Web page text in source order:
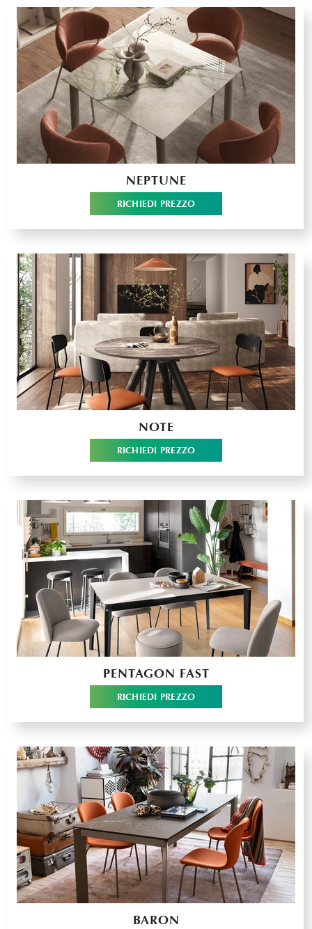
NEPTUNE
RICHIEDI PREZZO
NOTE
RICHIEDI PREZZO
PENTAGON FAST
RICHIEDI PREZZO
BARON